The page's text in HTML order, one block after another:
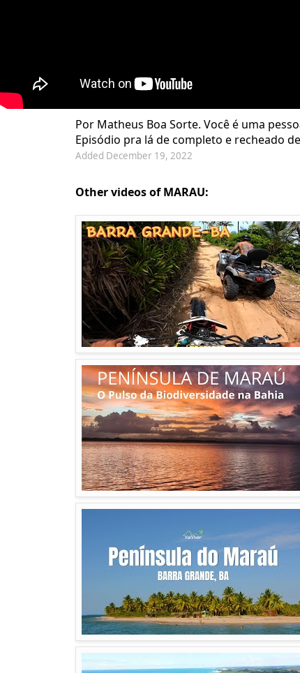
Por Matheus Boa Sorte. Você é uma
Episódio pra lá de completo e recheado
Added December 19, 2022
Other videos of MARAU: